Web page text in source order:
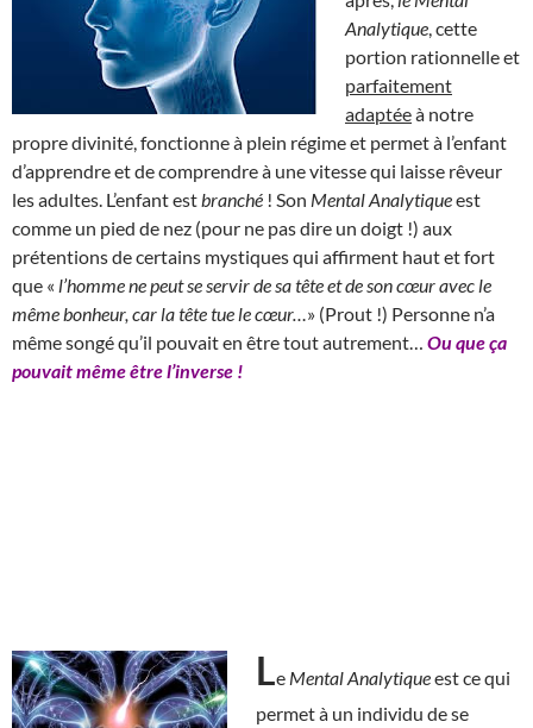
Analytique , cette
portion rationnelle et
parfaitement
adaptéeà notre
propre divinité, fonctionne à plein régime et permet à l’enfant
d’apprendre et de comprendre à une vitesse qui laisse rêveur
les adultes. L’enfant est branché ! Son Mental Analytiqueest
comme un pied de nez (pour ne pas dire un doigt !) aux
prétentions de certains mystiques qui affirment haut et fort
que « l’homme ne peut se servir de sa tête et de son cœur avec le
même bonheur, car la tête tue le cœur… » (Prout !) Personne n’a
même songé qu’il pouvait en être tout autrement… Ou que ça
pouvait même être l’inverse !
Le Mental Analytiqueest ce qui
permet à un individu de se